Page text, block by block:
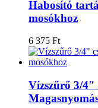
Habosító
mosókhoz
6 375 Ft
Vízszűrő 3/4″